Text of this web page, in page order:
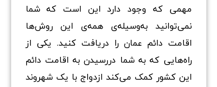
مهمی که وجود دارد این است که شما
نمی‌توانید به‌وسیله‌ی همه‌ی این روش‌ها
اقامت دائم عمان را دریافت کنید. یکی از
راه‌هایی که به شما دررسیدن به اقامت دائم
این کشور کمک می‌کند ازدواج با یک شهروند